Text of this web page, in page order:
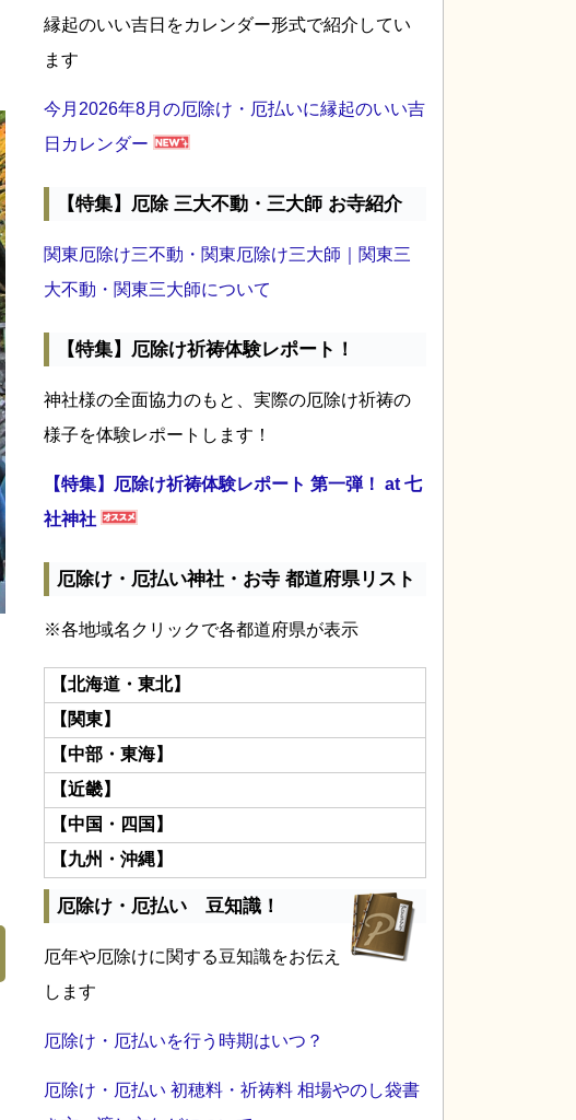
縁起のいい吉日をカレンダー形式で紹介してい
ます
今月2026年8月の厄除け・厄払いに縁起のいい吉
日カレンダー
【特集】厄除 三大不動・三大師 お寺紹介
関東厄除け三不動・関東厄除け三大師｜関東三
大不動・関東三大師について
【特集】厄除け祈祷体験レポート！
神社様の全面協力のもと、実際の厄除け祈祷の
様子を体験レポートします！
【特集】厄除け祈祷体験レポート 第一弾！ at 七
社神社
厄除け・厄払い神社・お寺 都道府県リスト
※各地域名クリックで各都道府県が表示
【北海道・東北】
【関東】
【中部・東海】
【近畿】
【中国・四国】
【九州・沖縄】
厄除け・厄払い 豆知識！
厄年や厄除けに関する豆知識をお伝え
します
厄除け・厄払いを行う時期はいつ？
厄除け・厄払い 初穂料・祈祷料 相場やのし袋書